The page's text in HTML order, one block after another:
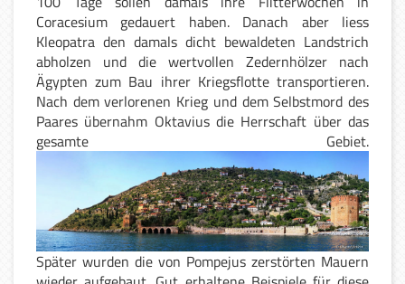
Coracesium gedauert haben. Danach aber liess
Kleopatra den damals dicht bewaldeten Landstrich
abholzen und die wertvollen Zedernhölzer nach
Ägypten zum Bau ihrer Kriegsflotte transportieren.
Nach dem verlorenen Krieg und dem Selbstmord des
Paares übernahm Oktavius die Herrschaft über das
gesamte Gebiet.
Später wurden die von Pompejus zerstörten Mauern